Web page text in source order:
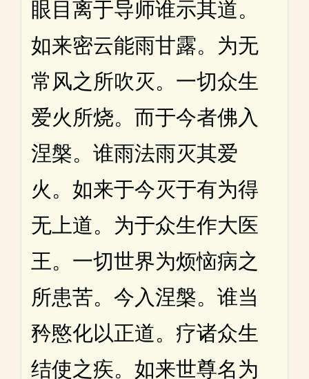
眼目离于导师谁示其道。
如来密云能雨甘露。为无
常风之所吹灭。一切众生
爱火所烧。而于今者佛入
涅槃。谁雨法雨灭其爱
火。如来于今灭于有为得
无上道。为于众生作大医
王。一切世界为烦恼病之
所患苦。今入涅槃。谁当
矜愍化以正道。疗诸众生
结使之疾。如来世尊名为